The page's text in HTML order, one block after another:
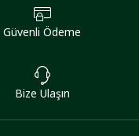
Güvenli Ödeme
Bize Ulaşın